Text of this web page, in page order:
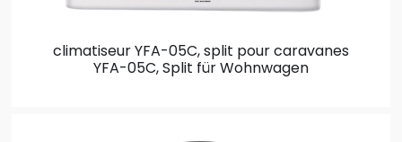
climatiseur YFA-05C, split pour caravanes
YFA-05C, Split für Wohnwagen